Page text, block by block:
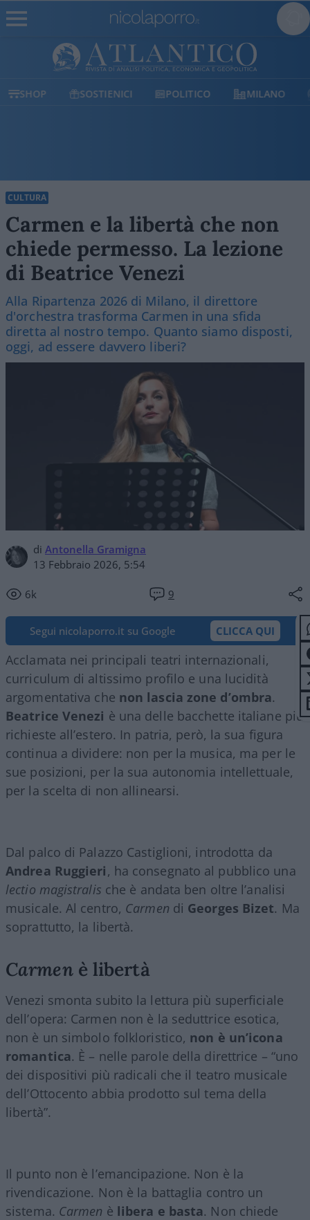
SHOP SOSTIENICI POLITICO MILANO
CULTURA
Carmen e la libertà che non
chiede permesso. La lezione
di Beatrice Venezi
Alla Ripartenza 2026 di Milano, il direttore
d'orchestra trasforma Carmen in una sfida
diretta al nostro tempo. Quanto siamo disposti,
oggi, ad essere davvero liberi?
di Antonella Gramigna
13 Febbraio 2026, 5:54
6k 9
Segui nicolaporro.it su Google CLICCA QUI
Acclamata nei principali teatri internazionali,
curriculum di altissimo profilo e una lucidità
argomentativa che non lascia zone d’ombra.
Beatrice Venezi è una delle bacchette italiane più
richieste all’estero. In patria, però, la sua figura
continua a dividere: non per la musica, ma per le
sue posizioni, per la sua autonomia intellettuale,
per la scelta di non allinearsi.
Dal palco di Palazzo Castiglioni, introdotta da
Andrea Ruggieri, ha consegnato al pubblico una
lectio magistralis che è andata ben oltre l’analisi
musicale. Al centro, Carmen di Georges Bizet. Ma
soprattutto, la libertà.
Carmenè libertà
Venezi smonta subito la lettura più superficiale
dell’opera: Carmen non è la seduttrice esotica,
non è un simbolo folkloristico, non è un’icona
romantica. È – nelle parole della direttrice – “uno
dei dispositivi più radicali che il teatro musicale
dell’Ottocento abbia prodotto sul tema della
libertà”.
Il punto non è l’emancipazione. Non è la
rivendicazione. Non è la battaglia contro un
sistema. Carmen è libera e basta. Non chiede